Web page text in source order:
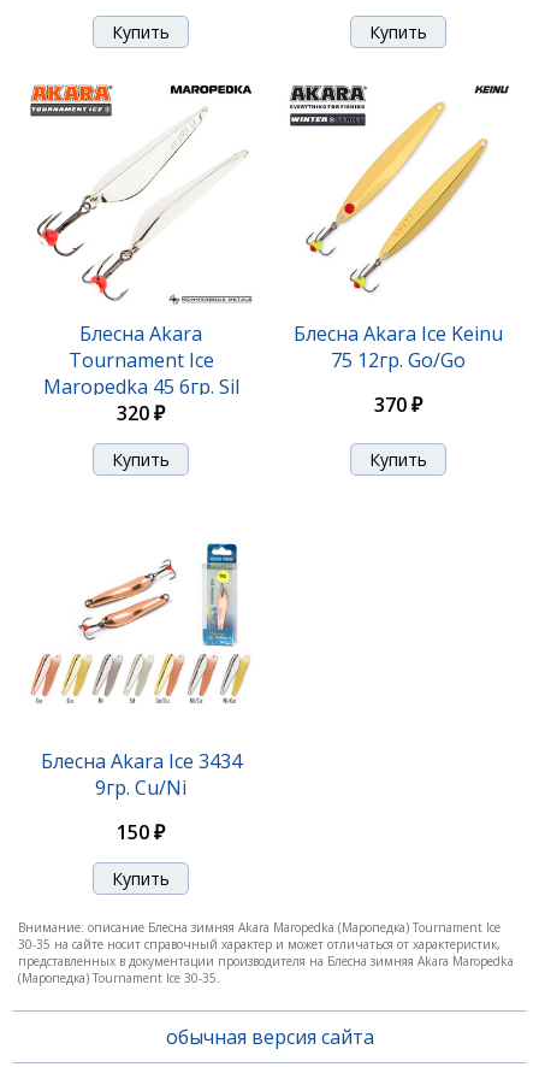
Блесна Akara Tournament Ice Maropedka 100 18гр.
Блесна Akara
Tournament Ice
Maropedka 45 6гр. Sil
320 ₽
Блесна Akara Ice Keinu
75 12гр. Go/Go
370 ₽
Блесна Akara Ice 3434
9гр. Cu/Ni
150 ₽
Внимание: описание Блесна зимняя Akara Maropedka (Маропедка) Tournament Ice
30-35 на сайте носит справочный характер и может отличаться от характеристик,
представленных в документации производителя на Блесна зимняя Akara Maropedka
(Маропедка) Tournament Ice 30-35.
обычная версия сайта